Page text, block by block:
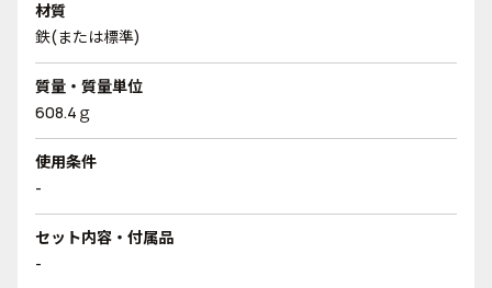
材質
鉄(または標準)
質量・質量単位
608.4ｇ
使用条件
-
セット内容・付属品
-